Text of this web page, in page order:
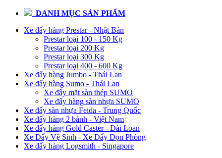
DANH MỤC SẢN PHẨM
Xe đẩy hàng Prestar - Nhật Bản
Prestar loại 100 - 150 Kg
Prestar loại 200 Kg
Prestar loại 300 Kg
Prestar loại 400 - 600 Kg
Xe đẩy hàng Jumbo - Thái Lan
Xe đẩy hàng Sumo - Thái Lan
Xe đẩy mặt sàn thép SUMO
Xe đẩy hàng sàn nhựa SUMO
Xe đẩy sàn nhựa Feida - Trung Quốc
Xe đẩy hàng 2 bánh - Việt Nam
Xe đẩy hàng Gold Caster - Đài Loan
Xe Đẩy Vệ Sinh - Xe Đẩy Dọn Phòng
Xe đẩy hàng Logsmith - Singapore